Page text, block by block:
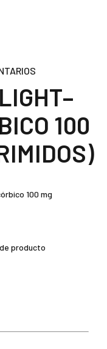
100
100 mg
producto